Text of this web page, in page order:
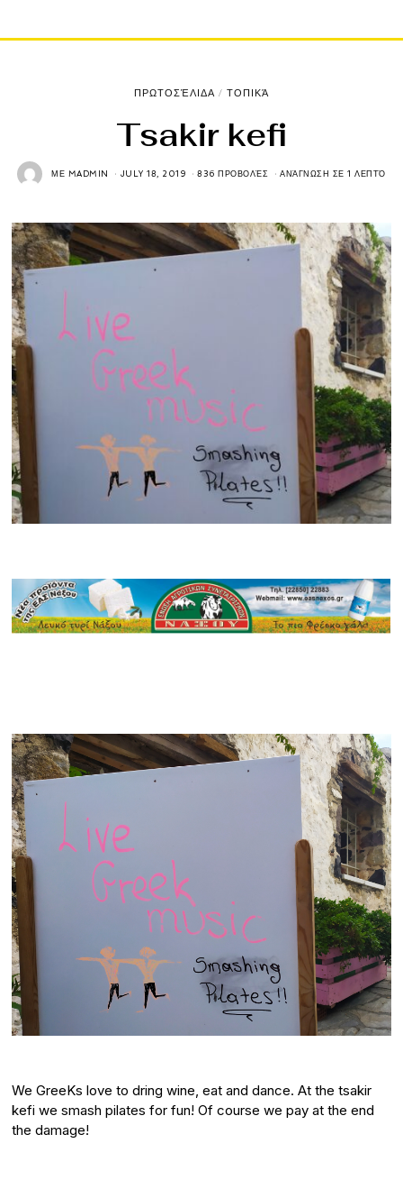
ΠΡΩΤΟΣΈΛΙΔΑ / ΤΟΠΙΚΆ
Tsakir kefi
ΜΕ MADMIN JULY 18, 2019 836 ΠΡΟΒΟΛΈΣ ΑΝΆΓΝΩΣΗ ΣΕ 1 ΛΕΠΤΌ
We GreeKs love to dring wine, eat and dance. At the tsakir
kefi we smash pilates for fun! Of course we pay at the end
the damage!